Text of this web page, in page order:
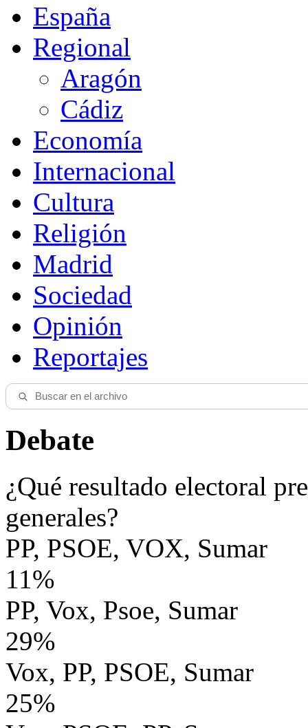
España
Regional
Aragón
Cádiz
Economía
Internacional
Cultura
Religión
Madrid
Sociedad
Opinión
Reportajes
Debate
¿Qué resultado electoral
generales?
PP, PSOE, VOX, Sumar
11%
PP, Vox, Psoe, Sumar
29%
Vox, PP, PSOE, Sumar
25%